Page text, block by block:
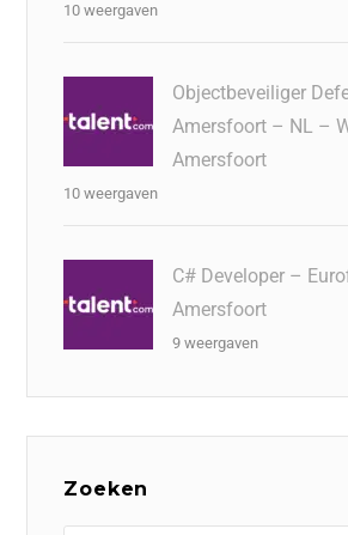
10 weergaven
Objectbeveiliger
Amersfoort – NL –
Amersfoort
10 weergaven
C# Developer –
Amersfoort
9 weergaven
Zoeken